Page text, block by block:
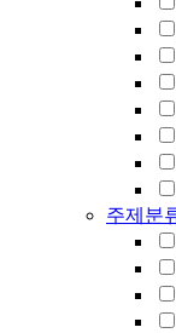
주제분